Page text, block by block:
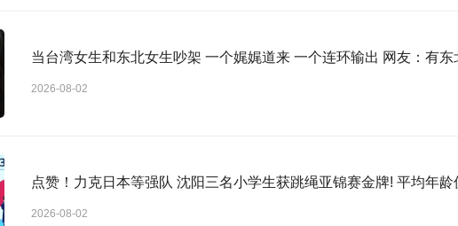
当台湾女生和东北女生吵架 一个娓娓道来 一个连环输出 网友：有东
2026-08-02
点赞！力克日本等强队 沈阳三名小学生获跳绳亚锦赛金牌! 平均年龄
2026-08-02